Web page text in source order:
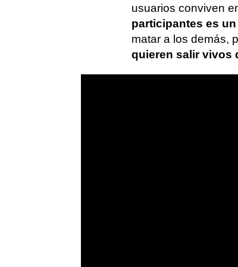
usuarios conviven
participantes es
matar a los demás,
quieren salir vivos